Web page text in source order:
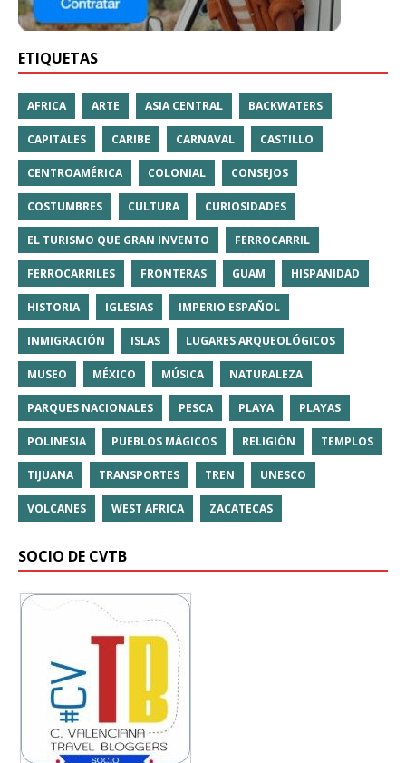
ETIQUETAS
AFRICA ARTE ASIA CENTRAL BACKWATERS
CAPITALES CARIBE CARNAVAL CASTILLO
CENTROAMÉRICA COLONIAL CONSEJOS
COSTUMBRES CULTURA CURIOSIDADES
EL TURISMO QUE GRAN INVENTO FERROCARRIL
FERROCARRILES FRONTERAS GUAM HISPANIDAD
HISTORIA IGLESIAS IMPERIO ESPAÑOL
INMIGRACIÓN ISLAS LUGARES ARQUEOLÓGICOS
MUSEO MÉXICO MÚSICA NATURALEZA
PARQUES NACIONALES PESCA PLAYA PLAYAS
POLINESIA PUEBLOS MÁGICOS RELIGIÓN TEMPLOS
TIJUANA TRANSPORTES TREN UNESCO
VOLCANES WEST AFRICA ZACATECAS
SOCIO DE CVTB